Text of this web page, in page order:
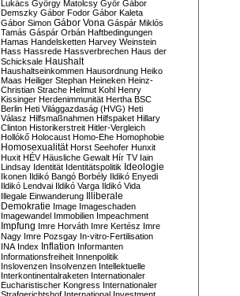
Lukács György Matolcsy Győr Gábor
Demszky Gábor Fodor Gábor Kaleta
Gábor Simon Gábor Vona Gáspár Miklós
Tamás Gáspár Orbán Haftbedingungen
Hamas Handelsketten Harvey Weinstein
Hass Hassrede Hassverbrechen Haus der
Schicksale Haushalt
Haushaltseinkommen Hausordnung Heiko
Maas Heiliger Stephan Heineken Heinz-
Christian Strache Helmut Kohl Henry
Kissinger Herdenimmunität Hertha BSC
Berlin Heti Világgazdaság (HVG) Heti
Válasz Hilfsmaßnahmen Hilfspaket Hillary
Clinton Historikerstreit Hitler-Vergleich
Hollókő Holocaust Homo-Ehe Homophobie
Homosexualität Horst Seehofer Hunxit
Huxit HÉV Häusliche Gewalt Hír TV Iain
Lindsay Identität Identitätspolitik Ideologie
Ikonen Ildikó Bangó Borbély Ildikó Enyedi
Ildikó Lendvai Ildikó Varga Ildikó Vida
Illegale Einwanderung Illiberale
Demokratie Image Imageschaden
Imagewandel Immobilien Impeachment
Impfung Imre Horváth Imre Kertész Imre
Nagy Imre Pozsgay In-vitro-Fertilisation
INA Index Inflation Informanten
Informationsfreiheit Innenpolitik
Inslovenzen Insolvenzen Intellektuelle
Interkontinentalraketen Internationaler
Eucharistischer Kongress Internationaler